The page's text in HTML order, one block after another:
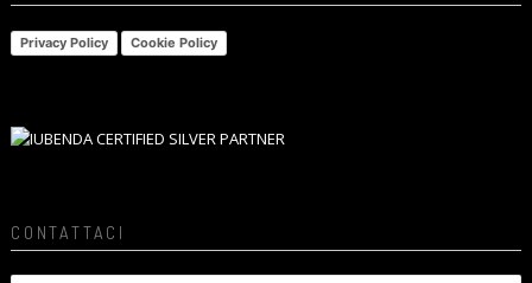
Privacy Policy Cookie Policy
CONTATTACI